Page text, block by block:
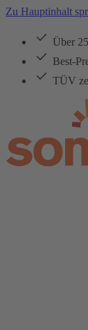
Zu Hauptinhalt
Über
Best-
TÜV